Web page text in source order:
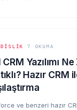
7 OKUMA
Yazılımı
Hazır CRM
ve benzeri hazır